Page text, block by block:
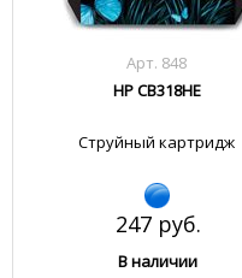
Арт. 848
HP CB318HE
Струйный картридж
247 руб.
В наличии